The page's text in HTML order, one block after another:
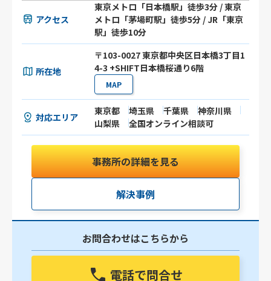
アクセス
東京メトロ「日本橋駅」徒歩3分 / 東京
メトロ「茅場町駅」徒歩5分 / JR「東京
駅」徒歩10分
所在地
〒103-0027 東京都中央区日本橋3丁目1
4-3 +SHIFT日本橋桜通り6階
MAP
対応エリア
東京都 埼玉県 千葉県
神奈川県
山梨県
全国オンライン相談可
事務所の詳細を見る
解決事例
お問合わせはこちらから
電話で問合せ